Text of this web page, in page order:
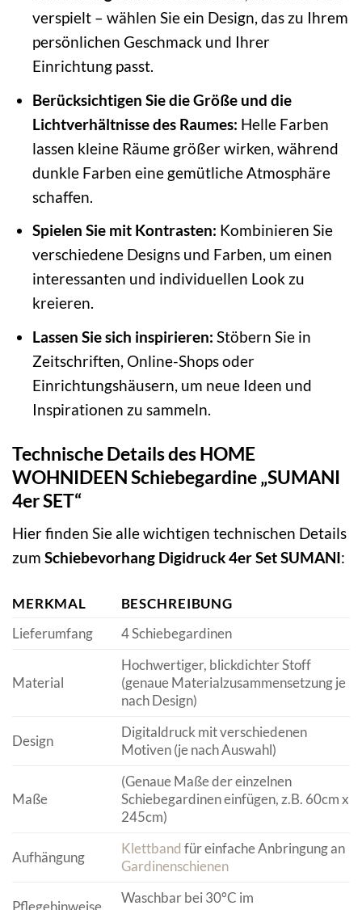
verspielt – wählen Sie ein Design, das zu Ihrem
persönlichen Geschmack und Ihrer
Einrichtung passt.
Berücksichtigen Sie die Größe und die
Lichtverhältnisse des Raumes: Helle Farben
lassen kleine Räume größer wirken, während
dunkle Farben eine gemütliche Atmosphäre
schaffen.
Spielen Sie mit Kontrasten: Kombinieren Sie
verschiedene Designs und Farben, um einen
interessanten und individuellen Look zu
kreieren.
Lassen Sie sich inspirieren: Stöbern Sie in
Zeitschriften, Online-Shops oder
Einrichtungshäusern, um neue Ideen und
Inspirationen zu sammeln.
Technische Details des HOME
WOHNIDEEN Schiebegardine „SUMANI
4er SET“
Hier finden Sie alle wichtigen technischen Details
zum Schiebevorhang Digidruck 4er Set SUMANI:
MERKMAL
BESCHREIBUNG
Lieferumfang
4 Schiebegardinen
Material
Hochwertiger, blickdichter Stoff
(genaue Materialzusammensetzung je
nach Design)
Design
Digitaldruck mit verschiedenen
Motiven (je nach Auswahl)
Maße
(Genaue Maße der einzelnen
Schiebegardinen einfügen, z.B. 60cm x
245cm)
Aufhängung
Klettband für einfache Anbringung an
Gardinenschienen
Pflegehinweise
Waschbar bei 30°C im